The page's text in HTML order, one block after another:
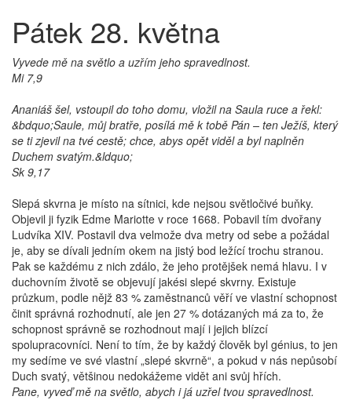
Pátek 28. května
Vyvede mě na světlo a uzřím jeho spravedlnost.
Mi 7,9
Ananiáš šel, vstoupil do toho domu, vložil na Saula ruce a řekl:
&bdquo;Saule, můj bratře, posílá mě k tobě Pán – ten Ježíš, který
se ti zjevil na tvé cestě; chce, abys opět viděl a byl naplněn
Duchem svatým.&ldquo;
Sk 9,17
Slepá skvrna je místo na sítnici, kde nejsou světločivé buňky.
Objevil ji fyzik Edme Mariotte v roce 1668. Pobavil tím dvořany
Ludvíka XIV. Postavil dva velmože dva metry od sebe a požádal
je, aby se dívali jedním okem na jistý bod ležící trochu stranou.
Pak se každému z nich zdálo, že jeho protějšek nemá hlavu. I v
duchovním životě se objevují jakési slepé skvrny. Existuje
průzkum, podle nějž 83 % zaměstnanců věří ve vlastní schopnost
činit správná rozhodnutí, ale jen 27 % dotázaných má za to, že
schopnost správně se rozhodnout mají i jejich blízcí
spolupracovníci. Není to tím, že by každý člověk byl génius, to jen
my sedíme ve své vlastní „slepé skvrně“, a pokud v nás nepůsobí
Duch svatý, většinou nedokážeme vidět ani svůj hřích.
Pane, vyveď mě na světlo, abych i já uzřel tvou spravedlnost.